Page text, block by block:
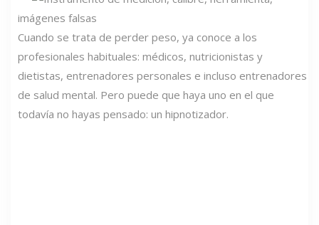
imágenes falsas
Cuando se trata de perder peso, ya conoce a los
profesionales habituales: médicos, nutricionistas y
dietistas, entrenadores personales e incluso entrenadores
de salud mental. Pero puede que haya uno en el que
todavía no hayas pensado: un hipnotizador.